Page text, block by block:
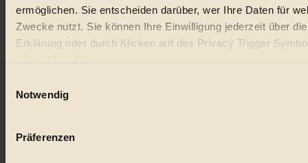
ermöglichen. Sie entscheiden darüber, wer Ihre Daten für
Zwecke nutzt. Sie können Ihre Einwilligung jederzeit über
Erklärung oder durch Klicken auf das Privacy Trigger
Wenn Sie es erlauben, würden wir auch gerne:
Ihr Gerät durch aktives Scannen nach bestimmten
Notwendig
Präferenzen
Bio
Vegan